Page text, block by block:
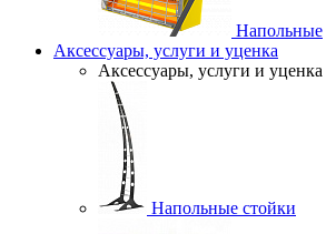
Напольные
Аксессуары, услуги и уценка
Аксессуары, услуги и уценка
Напольные стойки